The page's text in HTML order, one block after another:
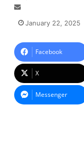
e
a
n
e
m
a
i
January 22, 2025
Facebook
X
Messenger